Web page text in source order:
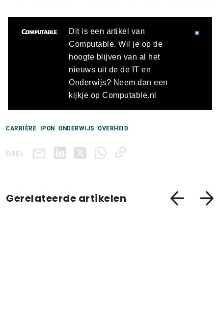
Dit is een artikel van
Computable. Wil je op de
hoogte blijven van al het
nieuws uit de de IT en
Onderwijs? Neem dan een
kijkje op Computable.nl
CARRIÈRE IPON ONDERWIJS OVERHEID
DEEL
Gerelateerde artikelen